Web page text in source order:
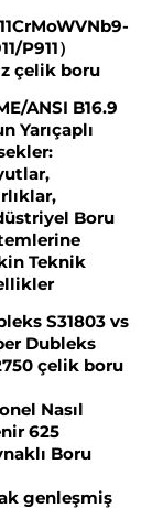
0.07-0.13
0.30-0.60
0.010
P911）
çelik boru
ANSI B16.9
Yarıçaplı
Boru
Teknik
S31803 vs
Dubleks
çelik boru
Nasıl
625
Boru
genleşmiş